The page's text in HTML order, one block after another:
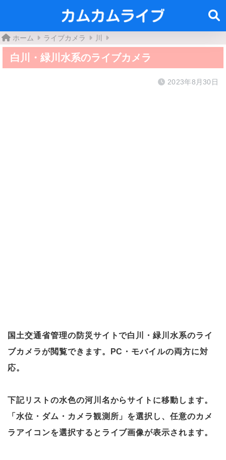
ホーム ライブカメラ 川
白川・緑川水系のライブカメラ
2023年8月30日
国土交通省管理の防災サイトで白川・緑川水系のライ
ブカメラが閲覧できます。PC・モバイルの両方に対
応。
下記リストの水色の河川名からサイトに移動します。
「水位・ダム・カメラ観測所」を選択し、任意のカメ
ラアイコンを選択するとライブ画像が表示されます。